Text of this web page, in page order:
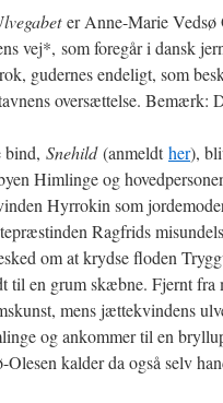
er Anne-Marie Vedsø
vej*, som foregår i dansk
gudernes endeligt, som
oversættelse. Bemærk:
bind, Snehild(anmeldther),
Himlinge og
Hyrrokin som
Ragfrids
om at krydse floden
til en grum skæbne. Fjernt
mens jættekvindens
og ankommer til en
Olesen kalder da også selv